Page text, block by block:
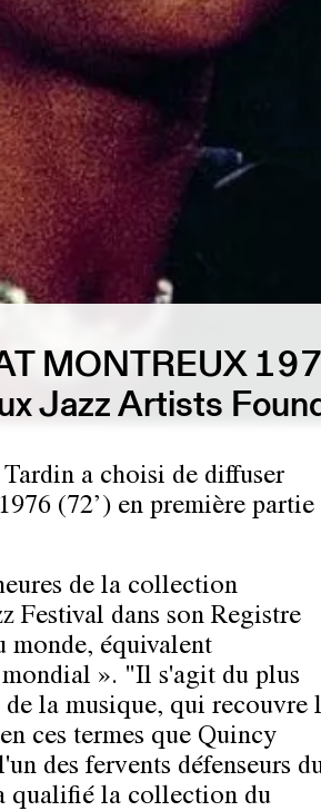
MONTREUX
Jazz Artists
a choisi de diffuser
1976 (72’) en première partie
de la collection
Festival dans son Registre
monde, équivalent
». "Il s'agit du plus
la musique, qui recouvre
ces termes que Quincy
des fervents défenseurs
qualifié la collection du